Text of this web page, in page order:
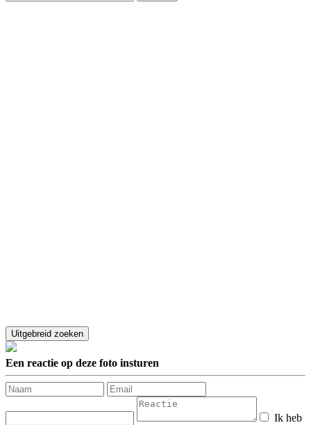
Een reactie op deze foto insturen
Ik heb